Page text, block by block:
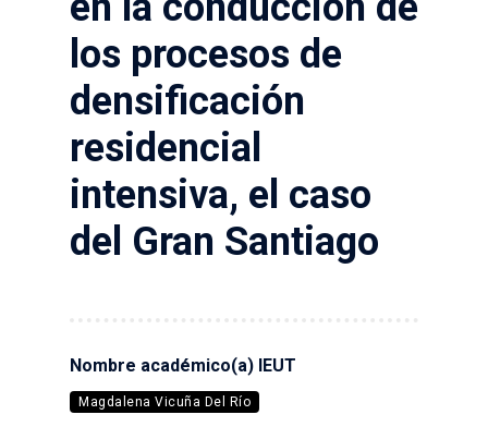
los procesos de
densificación
residencial
intensiva, el caso
del Gran Santiago
Nombre académico(a) IEUT
Magdalena Vicuña Del Río